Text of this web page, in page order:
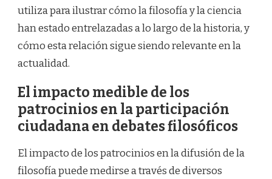
utiliza para ilustrar cómo la filosofía y la ciencia
han estado entrelazadas a lo largo de la historia, y
cómo esta relación sigue siendo relevante en la
actualidad.
El impacto medible de los
patrocinios en la participación
ciudadana en debates filosóficos
El impacto de los patrocinios en la difusión de la
filosofía puede medirse a través de diversos